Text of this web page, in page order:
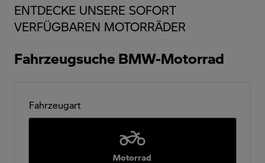
ENTDECKE UNSERE SOFORT
VERFÜGBAREN MOTORRÄDER
Fahrzeugsuche BMW-Motorrad
Fahrzeugart
Motorrad